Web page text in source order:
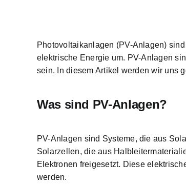
Photovoltaikanlagen (PV-Anlagen)
elektrische Energie um. PV-Anlagen
sein. In diesem Artikel werden wir uns
Was sind PV-Anlagen?
PV-Anlagen sind Systeme, die aus
Solarzellen, die aus
Elektronen freigesetzt. Diese
werden.